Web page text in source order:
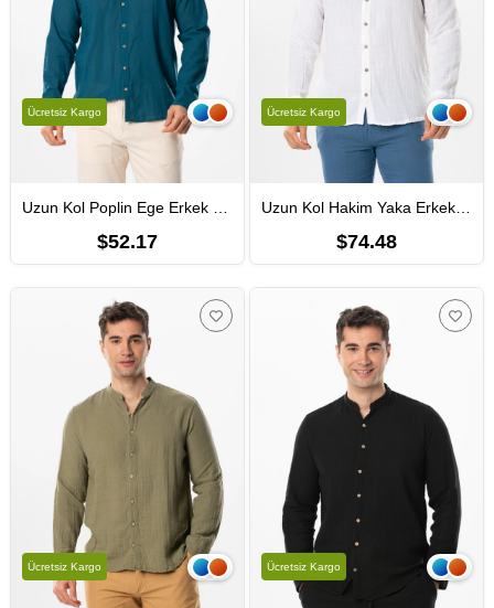
$52.17
Ücretsiz Kargo
Uzun Kol Hakim Yaka Erkek Müslin Yazlık Gömlek Beyaz Byz
$74.48
Ücretsiz Kargo
Ücretsiz Kargo Ücretsiz Kargo